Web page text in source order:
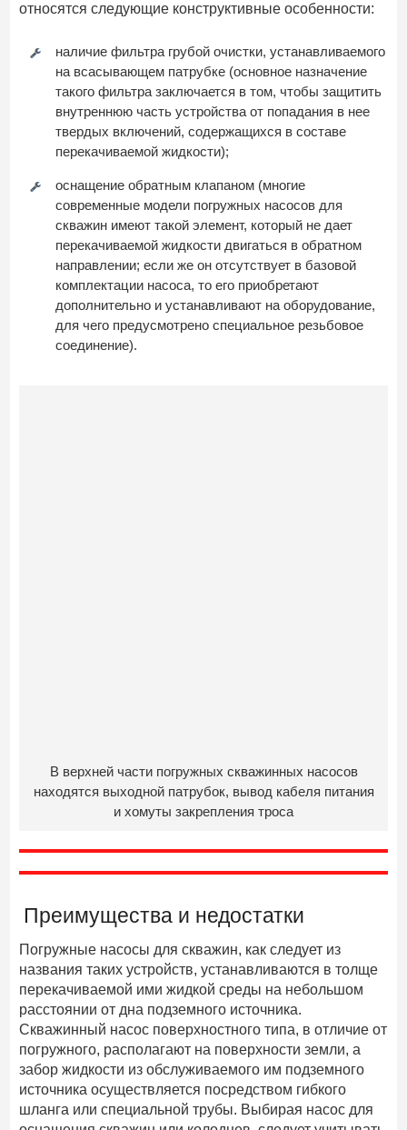
относятся следующие конструктивные особенности:
наличие фильтра грубой очистки, устанавливаемого
на всасывающем патрубке (основное назначение
такого фильтра заключается в том, чтобы защитить
внутреннюю часть устройства от попадания в нее
твердых включений, содержащихся в составе
перекачиваемой жидкости);
оснащение обратным клапаном (многие
современные модели погружных насосов для
скважин имеют такой элемент, который не дает
перекачиваемой жидкости двигаться в обратном
направлении; если же он отсутствует в базовой
комплектации насоса, то его приобретают
дополнительно и устанавливают на оборудование,
для чего предусмотрено специальное резьбовое
соединение).
В верхней части погружных скважинных насосов
находятся выходной патрубок, вывод кабеля питания
и хомуты закрепления троса
Преимущества и недостатки
Погружные насосы для скважин, как следует из
названия таких устройств, устанавливаются в толще
перекачиваемой ими жидкой среды на небольшом
расстоянии от дна подземного источника.
Скважинный насос поверхностного типа, в отличие от
погружного, располагают на поверхности земли, а
забор жидкости из обслуживаемого им подземного
источника осуществляется посредством гибкого
шланга или специальной трубы. Выбирая насос для